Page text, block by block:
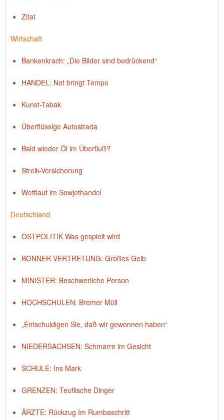
Zitat
Wirtschaft
Bankenkrach: „Die Bilder sind bedrückend“
HANDEL: Not bringt Tempo
Kunst-Tabak
Überflüssige Autostrada
Bald wieder Öl im Überfluß?
Streik-Versicherung
Wettlauf im Sowjethandel
Deutschland
OSTPOLITIK Was gespielt wird
BONNER VERTRETUNG: Großes Gelb
MINISTER: Beschwerliche Person
HOCHSCHULEN: Bremer Müll
„Entschuldigen Sie, daß wir gewonnen haben“
NIEDERSACHSEN: Schmarre im Gesicht
SCHULE: Ins Mark
GRENZEN: Teuflische Dinger
ÄRZTE: Rückzug Im Rumbaschritt